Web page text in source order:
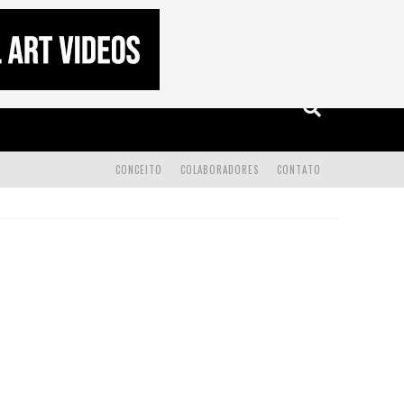
CONTATO
COLABORADORES
CONCEITO